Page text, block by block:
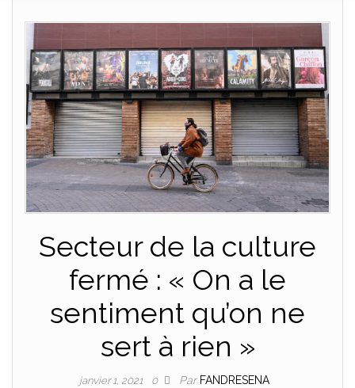
Secteur de la culture
fermé : « On a le
sentiment qu’on ne
sert à rien »
janvier 1, 2021 0 Par FANDRESENA